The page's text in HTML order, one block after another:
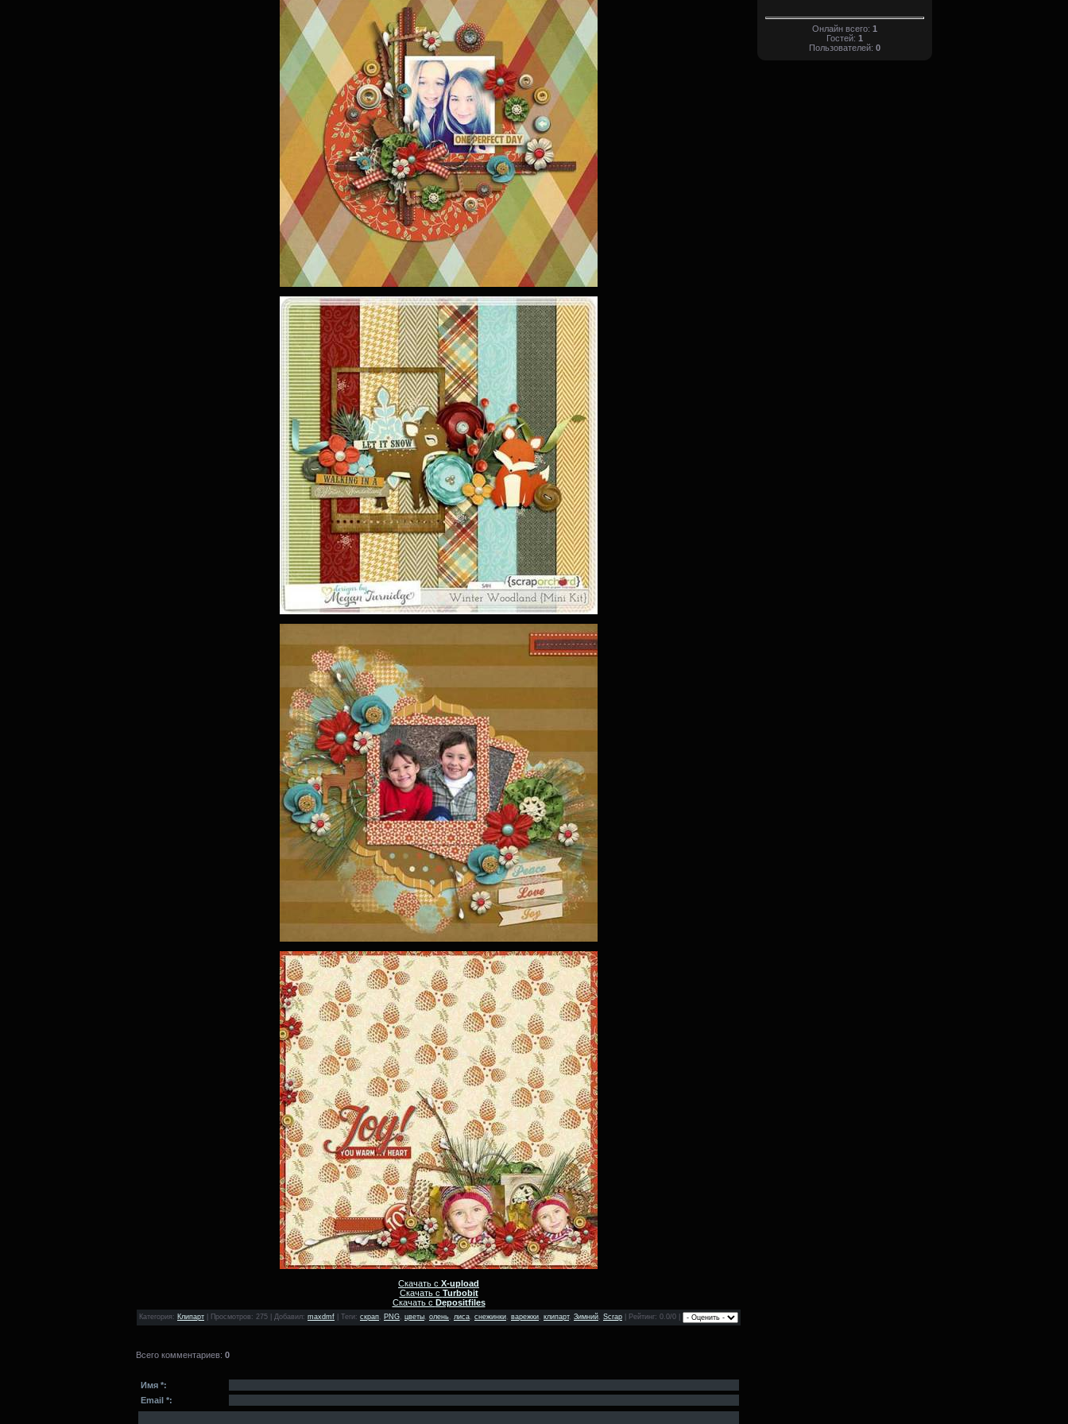
Скачать с X-upload
Скачать с Turbobit
Скачать с Depositfiles
Категория : Клипарт Просмотров: 275 | Добавил: maxdmf Теги: скрап, PNG, цветы, олень, лиса, снежинки, варежки, клипарт, Зимний, Scrap Рейтинг: 0.0/0 |
Всего комментариев: 0
Имя *:
Email *:
Онлайн всего: 1
Гостей: 1
Пользователей: 0